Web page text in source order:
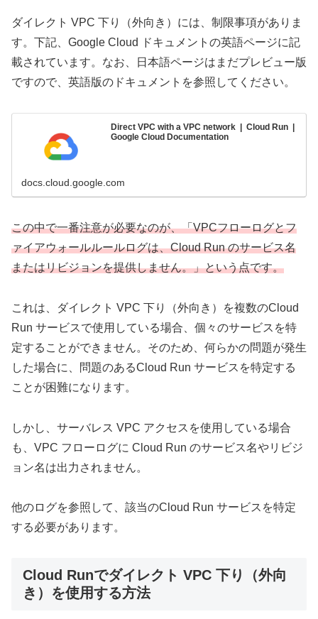
ダイレクト VPC 下り（外向き）には、制限事項がありま
す。下記、Google Cloud ドキュメントの英語ページに記
載されています。なお、日本語ページはまだプレビュー版
ですので、英語版のドキュメントを参照してください。
Direct VPC with a VPC network | Cloud Run |
Google Cloud Documentation
docs.cloud.google.com
この中で一番注意が必要なのが、「VPCフローログとフ
ァイアウォールルールログは、Cloud Run のサービス名
またはリビジョンを提供しません。」という点です。
これは、ダイレクト VPC 下り（外向き）を複数のCloud
Run サービスで使用している場合、個々のサービスを特
定することができません。そのため、何らかの問題が発生
した場合に、問題のあるCloud Run サービスを特定する
ことが困難になります。
しかし、サーバレス VPC アクセスを使用している場合
も、VPC フローログに Cloud Run のサービス名やリビジ
ョン名は出力されません。
他のログを参照して、該当のCloud Run サービスを特定
する必要があります。
Cloud Runでダイレクト VPC 下り（外向
き）を使用する方法